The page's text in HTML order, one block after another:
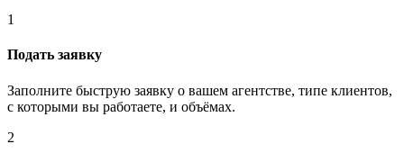
1
Подать заявку
Заполните быструю заявку о вашем агентстве, типе клиентов,
с которыми вы работаете, и объёмах.
2